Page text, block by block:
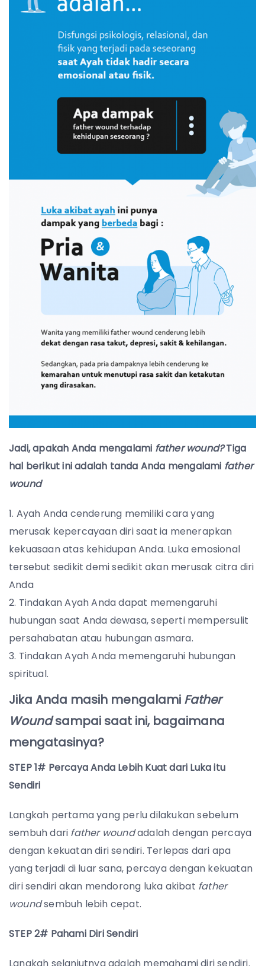
Jadi, apakah Anda mengalami father wound?Tiga
hal berikut ini adalah tanda Anda mengalami father
wound
Ayah Anda cenderung memiliki cara yang
merusak kepercayaan diri saat ia menerapkan
kekuasaan atas kehidupan Anda. Luka emosional
tersebut sedikit demi sedikit akan merusak citra diri
Anda
Tindakan Ayah Anda dapat memengaruhi
hubungan saat Anda dewasa, seperti mempersulit
persahabatan atau hubungan asmara.
Tindakan Ayah Anda memengaruhi hubungan
spiritual.
Jika Anda masih mengalami Father
Woundsampai saat ini, bagaimana
mengatasinya?
STEP 1# Percaya Anda Lebih Kuat dari Luka itu
Sendiri
Langkah pertama yang perlu dilakukan sebelum
sembuh dari father woundadalah dengan percaya
dengan kekuatan diri sendiri. Terlepas dari apa
yang terjadi di luar sana, percaya dengan kekuatan
diri sendiri akan mendorong luka akibat father
woundsembuh lebih cepat.
STEP 2# Pahami Diri Sendiri
Langkah selanjutnya adalah memahami diri sendiri.